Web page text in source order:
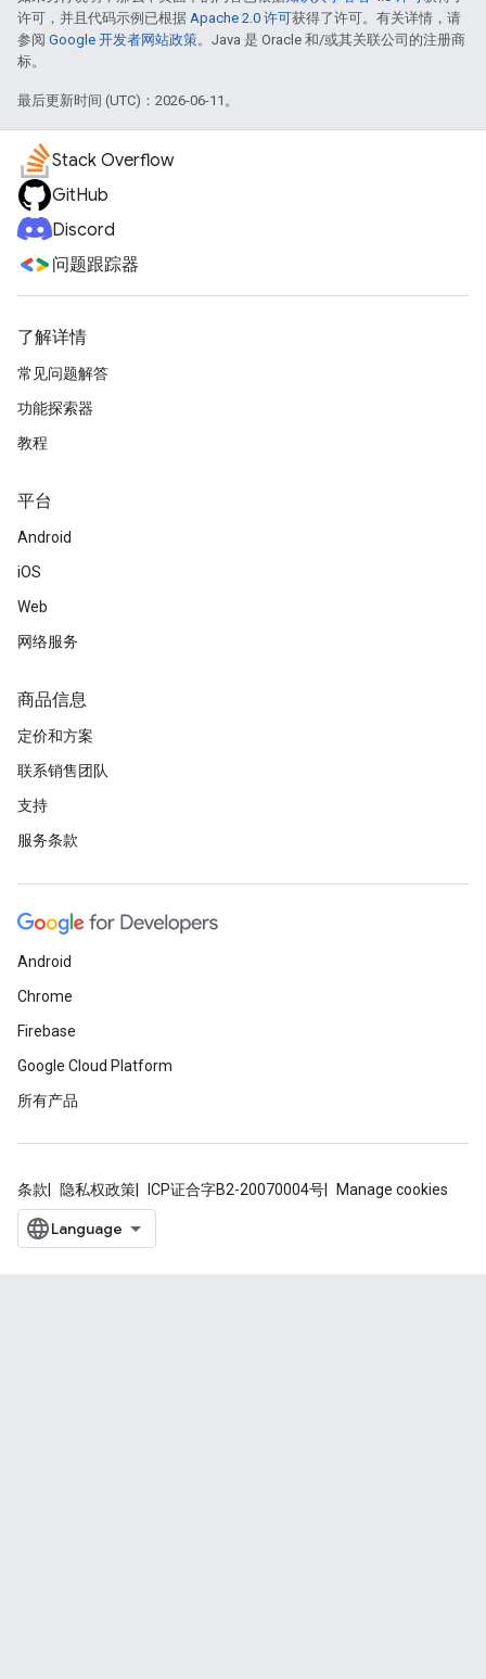
许可，并且代码示例已根据 Apache 2.0 许可获得了许可。有关详情，请
参阅 Google 开发者网站政策。Java 是 Oracle 和/或其关联公司的注册商
标。
最后更新时间 (UTC)：2026-06-11。
Stack Overflow
GitHub
Discord
问题跟踪器
了解详情
常见问题解答
功能探索器
教程
平台
Android
iOS
Web
网络服务
商品信息
定价和方案
联系销售团队
支持
服务条款
Android
Chrome
Firebase
Google Cloud Platform
所有产品
条款 隐私权政策 ICP证合字B2-20070004号 Manage cookies